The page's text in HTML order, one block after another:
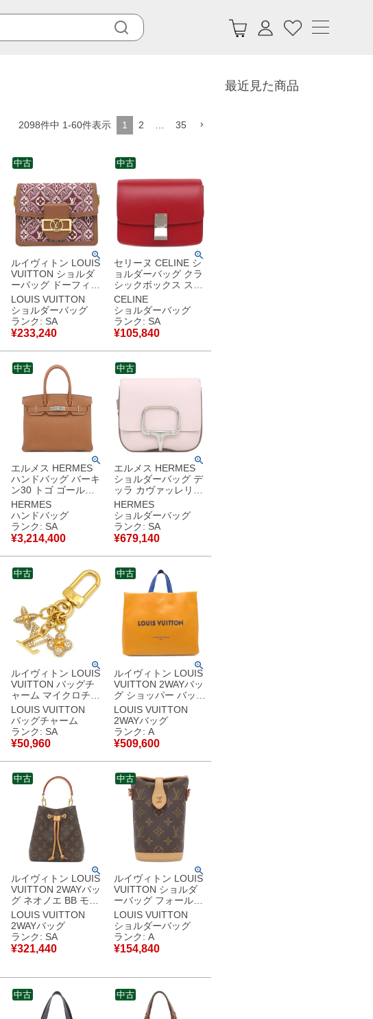
2098件中 1-60件表示 1 2 … 35
ルイヴィトン LOUIS
VUITTON ショルダ
ーバッグ ドーフィー
ヌ MINI キャンバス
モノグラムジャガー
ド ボルドー ゴールド
金具 SINCE1854
M57172 GI3250
【中古】新品同様品
LOUIS VUITTON
ショルダーバッグ
ランク: SA
¥233,240
中古
セリーヌ CELINE シ
ョルダーバッグ クラ
シックボックス スモ
ール レザー レッド
マットシルバー金具
赤 189183
DLS.27ED 【中古】
新品同様品
CELINE
ショルダーバッグ
ランク: SA
¥105,840
中古
エルメス HERMES
ハンドバッグ バーキ
ン30 トゴ ゴールド
シルバー金具 茶 U
【箱】 【中古】新品
同様品
HERMES
ハンドバッグ
ランク: SA
¥3,214,400
中古
エルメス HERMES
ショルダーバッグ デ
ッラ カヴァッレリア
ミニ ヴォーエプソン
モーヴペール シルバ
ー金具 ピンク W
【箱】 【中古】新品
同様品
HERMES
ショルダーバッグ
ランク: SA
¥679,140
中古
ルイヴィトン LOUIS
VUITTON バッグチ
ャーム マイクロチャ
ーム LVアイコニック
GP ラインストーン
ゴールド キーホルダ
ー フラワーモチーフ
M01566 AK4263
【箱】 【中古】新品
同様品
LOUIS VUITTON
バッグチャーム
ランク: SA
¥50,960
中古
ルイヴィトン LOUIS
VUITTON 2WAYバッ
グ ショッパー バッグ
MM レザー サフラン
シルバー金具 イエロ
ー トート ショルダー
M24457 RFID
【箱】 【中古】中古
美品
LOUIS VUITTON
2WAYバッグ
ランク: A
¥509,600
中古
ルイヴィトン LOUIS
VUITTON 2WAYバッ
グ ネオノエ BB モノ
グラムキャンバス モ
ノグラム ゴールド金
具 茶 ショルダー ハ
ンドバッグ M46581
RFID 【保存袋】
LOUIS VUITTON
2WAYバッグ
ランク: SA
¥321,440
中古
ルイヴィトン LOUIS
VUITTON ショルダ
ーバッグ フォールド
ミー ポーチ モノグラ
ムキャンバス モノグ
ラム ゴールド金具 茶
ポシェット LVロゴ
M80874 RFID 【中
LOUIS VUITTON
ショルダーバッグ
ランク: A
¥154,840
中古
中古 中古
最近見た商品